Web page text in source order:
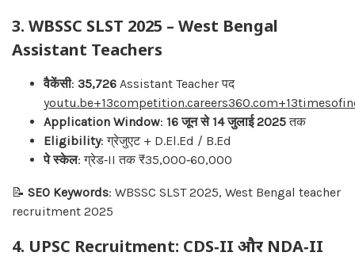
3. WBSSC SLST 2025 – West Bengal
Assistant Teachers
वैकेंसी: 35,726 Assistant Teacher पद
Application Window: 16 जून से 14 जुलाई 2025तक
Eligibility: ग्रेजुएट + D.El.Ed / B.Ed
पे स्केल: ग्रेड‑II तक ₹35,000‑60,000
📝 SEO Keywords: WBSSC SLST 2025, West Bengal teacher
recruitment 2025
4. UPSC Recruitment: CDS‑II और NDA‑II